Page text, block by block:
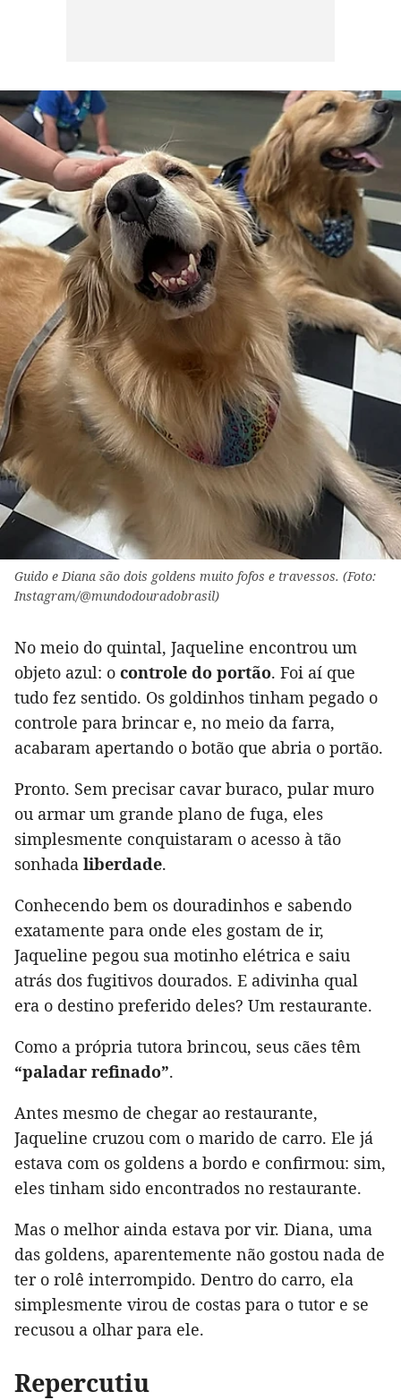
Guido e Diana são dois goldens muito fofos e travessos. (Foto:
Instagram/@mundodouradobrasil)
No meio do quintal, Jaqueline encontrou um
objeto azul: o controle do portão. Foi aí que
tudo fez sentido. Os goldinhos tinham pegado o
controle para brincar e, no meio da farra,
acabaram apertando o botão que abria o portão.
Pronto. Sem precisar cavar buraco, pular muro
ou armar um grande plano de fuga, eles
simplesmente conquistaram o acesso à tão
sonhada liberdade.
Conhecendo bem os douradinhos e sabendo
exatamente para onde eles gostam de ir,
Jaqueline pegou sua motinho elétrica e saiu
atrás dos fugitivos dourados. E adivinha qual
era o destino preferido deles? Um restaurante.
Como a própria tutora brincou, seus cães têm
“paladar refinado”.
Antes mesmo de chegar ao restaurante,
Jaqueline cruzou com o marido de carro. Ele já
estava com os goldens a bordo e confirmou: sim,
eles tinham sido encontrados no restaurante.
Mas o melhor ainda estava por vir. Diana, uma
das goldens, aparentemente não gostou nada de
ter o rolê interrompido. Dentro do carro, ela
simplesmente virou de costas para o tutor e se
recusou a olhar para ele.
Repercutiu